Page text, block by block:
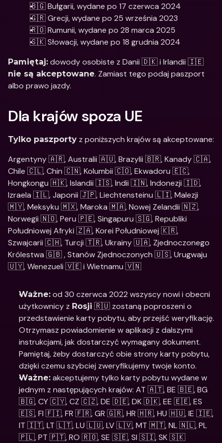
🇧🇬 Bułgarii, wydane po 17 czerwca 2024
🇬🇷 Grecji, wydane po 25 września 2023
🇷🇴 Rumunii, wydane po 28 marca 2025
🇸🇰 Słowacji, wydane po 18 grudnia 2024
Pamiętaj:
nie są akceptowane. Zamiast tego podaj paszport
albo prawo jazdy.
Dla krajów spoza UE
Tylko paszporty z poniższych krajów są akceptowane:
Argentyny 🇦🇷, Australii 🇦🇺, Brazylii 🇧🇷, Kanady 🇨🇦,
Chile 🇨🇱, Chin 🇨🇳, Kolumbii 🇨🇴, Ekwadoru 🇪🇨,
Hongkongu 🇭🇰, Islandii 🇮🇸, Indii 🇮🇳, Indonezji 🇮🇩,
Izraela 🇮🇱, Japonii 🇯🇵, Liechtensteinu 🇱🇮, Malezji
🇲🇾, Meksyku 🇲🇽, Maroka 🇲🇦, Nowej Zelandii 🇳🇿,
Norwegii 🇳🇴, Peru 🇵🇪, Singapuru 🇸🇬, Republiki
Południowej Afryki 🇿🇦, Korei Południowej 🇰🇷,
Szwajcarii 🇨🇭, Turcji 🇹🇷, Ukrainy 🇺🇦, Zjednoczonego
Królestwa 🇬🇧 , Stanów Zjednoczonych 🇺🇸, Urugwaju
🇺🇾, Wenezueli 🇻🇪 i Wietnamu 🇻🇳
Ważne: od 30 czerwca 2022 wszyscy nowi i obecni
użytkownicy z Rosji 🇷🇺 zostaną poproszeni o
przedstawienie karty pobytu, aby przejść weryfikację.
Otrzymasz powiadomienie w aplikacji z dalszymi
instrukcjami, jak dostarczyć wymagany dokument.
Pamiętaj, żeby dostarczyć obie strony karty pobytu,
dzięki czemu szybciej zweryfikujemy twoje konto.
Ważne: akceptujemy tylko karty pobytu wydane w
jednym z następujących krajów: AT 🇦🇹, BE 🇧🇪, BG
🇧🇬, CY 🇨🇾, CZ 🇨🇿, DE 🇩🇪, DK 🇩🇰, EE 🇪🇪, ES
🇪🇸, FI 🇫🇮, FR 🇫🇷, GR 🇬🇷, HR 🇭🇷, HU 🇭🇺, IE 🇮🇪,
IT 🇮🇹, LT 🇱🇹, LU 🇱🇺, LV 🇱🇻, MT 🇲🇹, NL 🇳🇱, PL
🇵🇱, PT 🇵🇹, RO 🇷🇴, SE 🇸🇪, SI 🇸🇮, SK 🇸🇰